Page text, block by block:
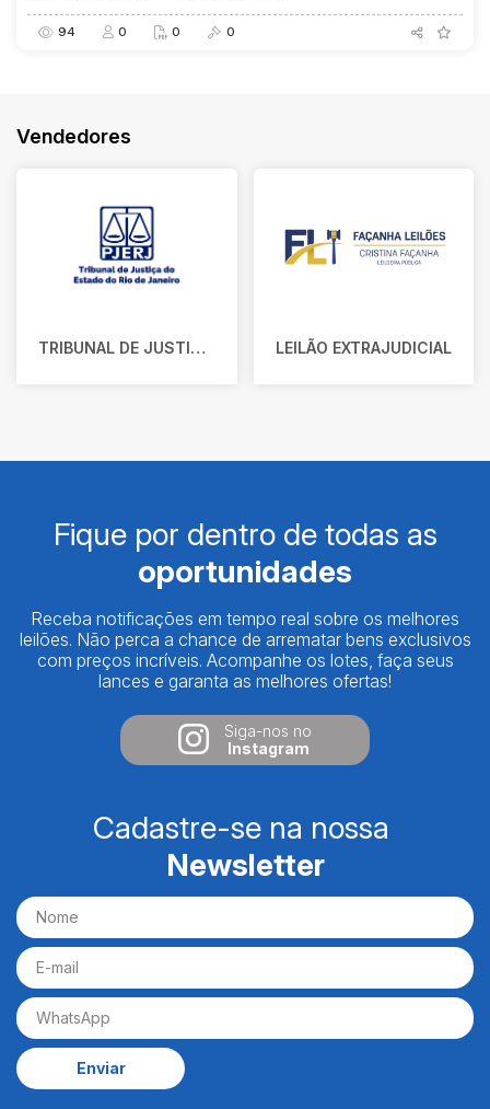
94 0 0 0
Vendedores
TRIBUNAL DE JUSTIÇA DO ESTADO DO RIO DE JANEIRO LEILÃO EXTRAJUDICIAL
Fique por dentro de todas as
oportunidades
Receba notificações em tempo real sobre os melhores
leilões. Não perca a chance de arrematar bens exclusivos
com preços incríveis. Acompanhe os lotes, faça seus
lances e garanta as melhores ofertas!
Siga-nos no
Instagram
Cadastre-se na nossa
Newsletter
Enviar